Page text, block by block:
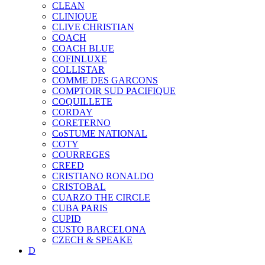
CLEAN
CLINIQUE
CLIVE CHRISTIAN
COACH
COACH BLUE
COFINLUXE
COLLISTAR
COMME DES GARCONS
COMPTOIR SUD PACIFIQUE
COQUILLETE
CORDAY
CORETERNO
CoSTUME NATIONAL
COTY
COURREGES
CREED
CRISTIANO RONALDO
CRISTOBAL
CUARZO THE CIRCLE
CUBA PARIS
CUPID
CUSTO BARCELONA
CZECH & SPEAKE
D